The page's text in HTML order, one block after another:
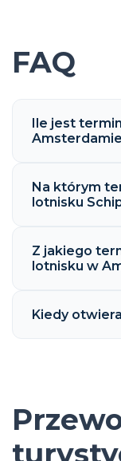
FAQ
Ile jest
Na którym
lotnisku
Z jakiego
lotnisku w
Kiedy